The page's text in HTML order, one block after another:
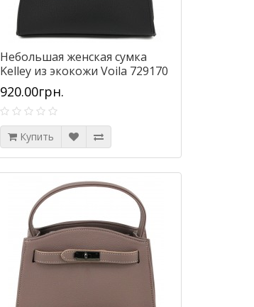
Небольшая женская сумка
Kelley из экокожи Voila 729170
черная
920.00грн.
Купить